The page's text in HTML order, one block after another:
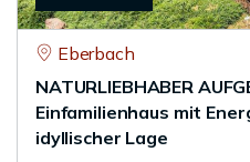
Eberbach
NATURLIEBHABER
Einfamilienhaus mit
idyllischer Lage